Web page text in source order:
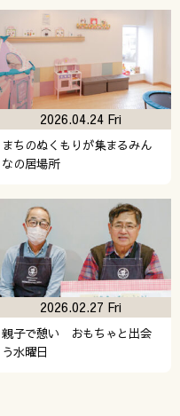
まちのぬくもりが集まるみん
なの居場所
2026.04.24 Fri
親子で憩い おもちゃと出会
う水曜日
2026.02.27 Fri